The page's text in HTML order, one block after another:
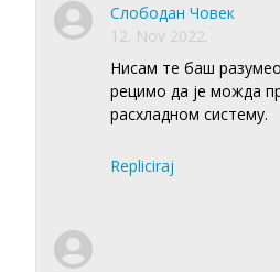
Слободан Човек
12. Nov 2022.
Нисам те баш
рецимо да је можда
расхладном систему.
Repliciraj